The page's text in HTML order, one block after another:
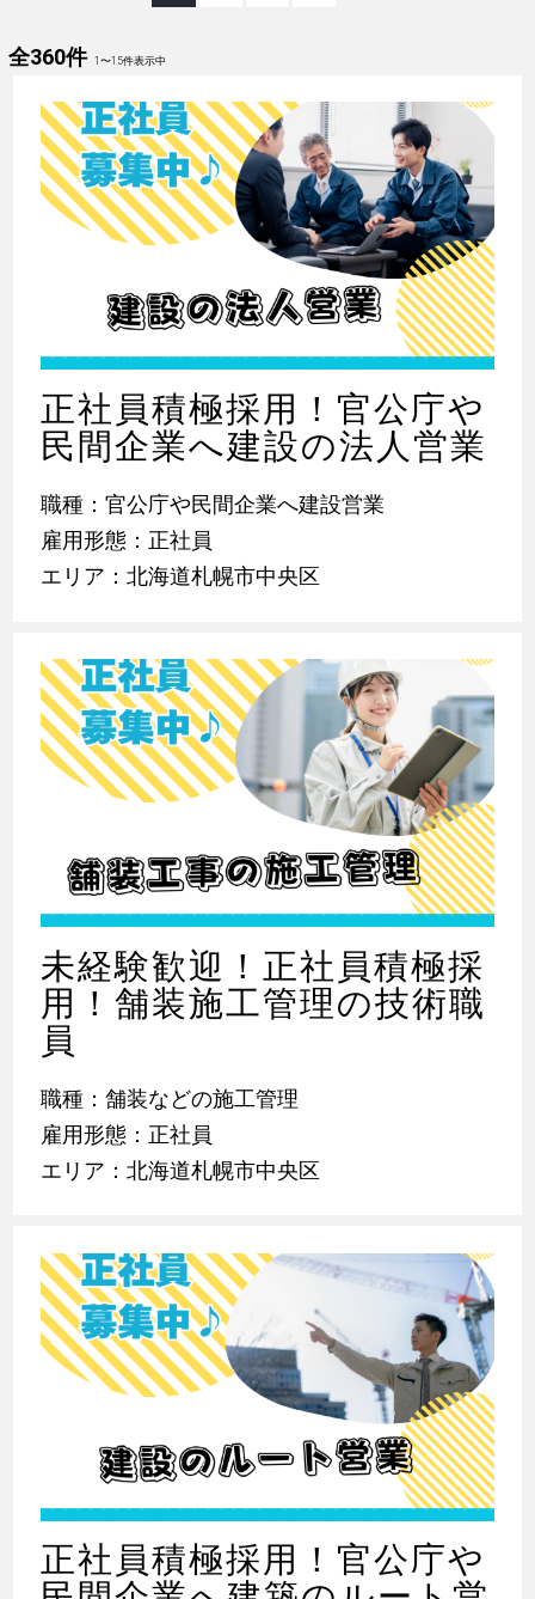
全360件 1〜15件表示中
正社員積極採用！官公庁や
民間企業へ建設の法人営業
職種：官公庁や民間企業へ建設営業
雇用形態：正社員
エリア：北海道札幌市中央区
未経験歓迎！正社員積極採
用！舗装施工管理の技術職
員
職種：舗装などの施工管理
雇用形態：正社員
エリア：北海道札幌市中央区
正社員積極採用！官公庁や